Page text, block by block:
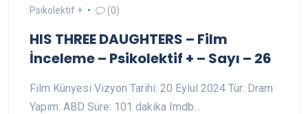
Psikolektif +
(0)
HIS THREE DAUGHTERS – Film
İnceleme – Psikolektif + – Sayı – 26
Film Künyesi Vizyon Tarihi: 20 Eylül 2024 Tür: Dram
Yapım: ABD Süre: 101 dakika Imdb…